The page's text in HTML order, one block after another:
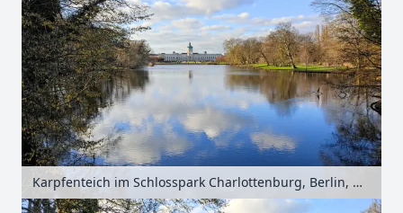
Karpfenteich im Schlosspark Charlottenburg, Berlin, Deutschland